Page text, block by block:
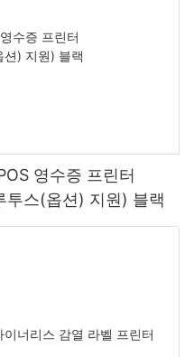
영수증 프린터
스(옵션) 지원) 블랙